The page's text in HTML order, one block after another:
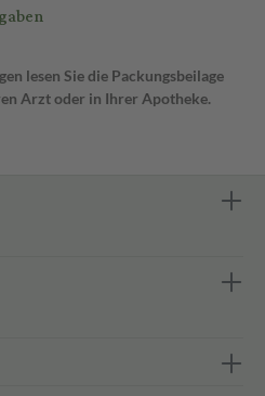
lesen Sie die Packungsbeilage
Arzt oder in Ihrer Apotheke.